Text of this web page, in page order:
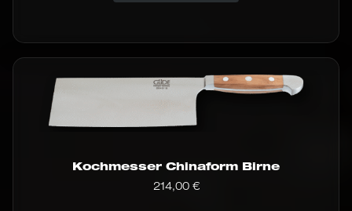
Kochmesser Chinaform Birne
214,00 €